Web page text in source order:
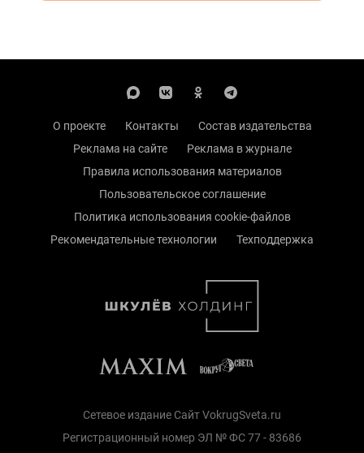
О проекте Контакты
Состав издательства
Реклама на сайте
Реклама в журнале
Правила использования материалов
Пользовательское соглашение
Политика использования cookie-файлов
Рекомендательные технологии
Техподдержка
Сетевое издание Сайт VokrugSveta.ru
Регистрационный номер ЭЛ № ФС 77 - 83686